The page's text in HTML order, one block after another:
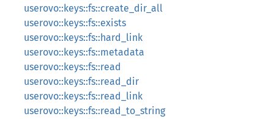
userovo::keys::fs::create_dir_all
userovo::keys::fs::exists
userovo::keys::fs::hard_link
userovo::keys::fs::metadata
userovo::keys::fs::read
userovo::keys::fs::read_dir
userovo::keys::fs::read_link
userovo::keys::fs::read_to_string